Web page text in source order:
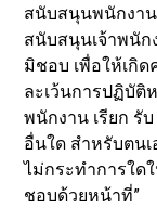
สนับสนุนพนักงา
สนับสนุนเจ้าพนั
มิชอบ เพื่อให้เกิ
ละเว้นการปฏิบัติ
พนักงาน เรียก รั
อื่นใด สำหรับตน
ไม่กระทำการใด
ชอบด้วยหน้าที่”